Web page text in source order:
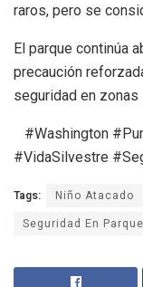
raros, pero se
El parque continúa
precaución
seguridad en
#Washington
#VidaSilvestre
Tags: Niño Atacado
Seguridad En